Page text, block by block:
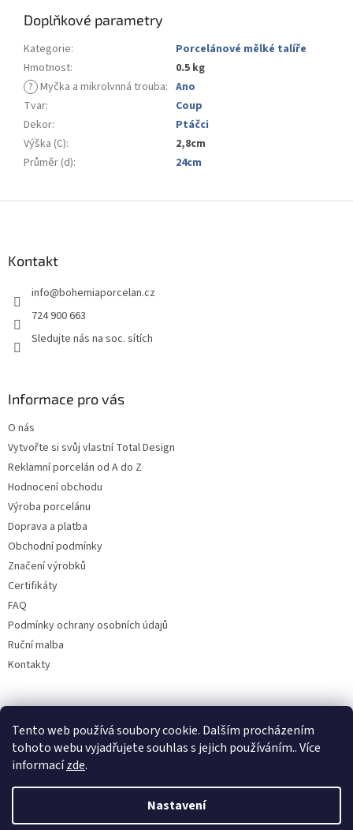
Tento web používá soubory cookie. Dalším procházením
tohoto webu vyjadřujete souhlas s jejich používáním.. Více
informacízde.
Nastavení
Doplňkové parametry
Kategorie:
Porcelánové mělké talíře
Hmotnost:
0.5 kg
? Myčka a mikrolvnná trouba: Ano
Tvar:
Coup
Dekor:
Ptáčci
Výška (C):
2,8cm
Průměr (d): 24cm
Kontakt
info@bohemiaporcelan.cz
724 900 663
Sledujte nás na soc. sítích
Informace pro vás
O nás
Vytvořte si svůj vlastní Total Design
Reklamní porcelán od A do Z
Hodnocení obchodu
Výroba porcelánu
Doprava a platba
Obchodní podmínky
Značení výrobků
Certifikáty
FAQ
Podmínky ochrany osobních údajů
Ruční malba
Kontakty
Facebook